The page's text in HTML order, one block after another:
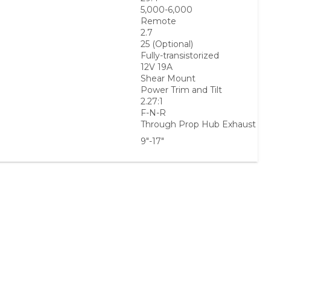
5,000-6,000
Remote
2.7
25 (Optional)
Fully-transistorized
12V 19A
Shear Mount
Power Trim and Tilt
2.27:1
F-N-R
Through Prop Hub Exhaust
9"-17"